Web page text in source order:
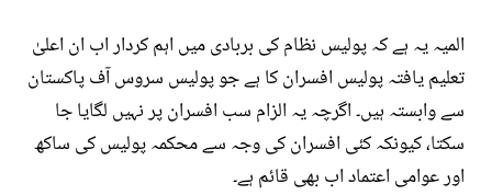
المیہ یہ ہے کہ پولیس نظام کی بربادی میں اہم کردار اب ان اعلیٰ
تعلیم یافتہ پولیس افسران کا ہے جو پولیس سروس آف پاکستان
سے وابستہ ہیں۔ اگرچہ یہ الزام سب افسران پر نہیں لگایا جا
سکتا، کیونکہ کئی افسران کی وجہ سے محکمہ پولیس کی ساکھ
اور عوامی اعتماد اب بھی قائم ہے۔